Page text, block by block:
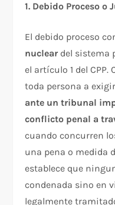
1. Debido Proceso o
El debido proceso
nucleardel sistema
el artículo 1 del CPP.
toda persona a exigir
ante un tribunal
conflicto penal a
cuando concurren
una pena o medida
establece que
condenada sino en
legalmente